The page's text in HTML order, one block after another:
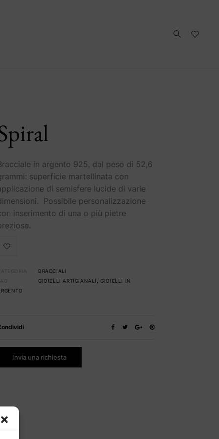
in argento 925, dal peso di 52,6
superficie martellinata con
di semisfere lucide di varie
Possibile personalizzazione
inserimento di una o più pietre
BRACCIALI
GIOIELLI ARTIGIANALI ,GIOIELLI IN
Invia una richiesta